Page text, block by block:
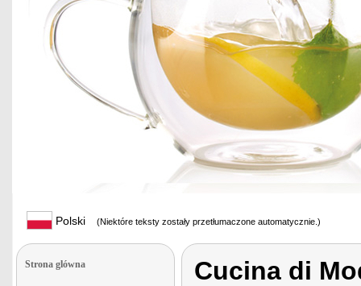
Polski (Niektóre teksty zostały przetłumaczone automatycznie.)
Strona glówna Cucina di